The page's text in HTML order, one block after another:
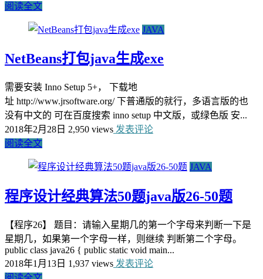
阅读全文
JAVA
NetBeans打包java生成exe
需要安装 Inno Setup 5+， 下载地
址 http://www.jrsoftware.org/ 下普通版的就行，多语言版的也
没有中文的 可在百度搜索 inno setup 中文版，或绿色版 安...
2018年2月28日 2,950 views 发表评论
阅读全文
JAVA
程序设计经典算法50题java版26-50题
【程序26】 题目：请输入星期几的第一个字母来判断一下是
星期几，如果第一个字母一样，则继续 判断第二个字母。
public class java26 { public static void main...
2018年1月13日 1,937 views 发表评论